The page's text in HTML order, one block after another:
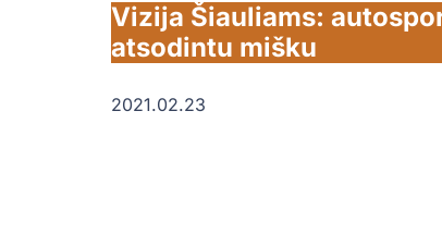
Vizija Šiauliams:
atsodintu mišku
2021.02.23